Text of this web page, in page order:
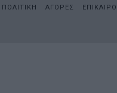
ΠΟΛΙΤΙΚΗ ΑΓΟΡΕΣ